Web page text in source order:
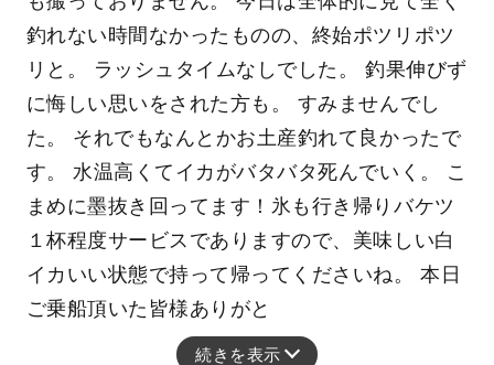
釣れない時間なかったものの、終始ポツリポツ
リと。 ラッシュタイムなしでした。 釣果伸びず
に悔しい思いをされた方も。 すみませんでし
た。 それでもなんとかお土産釣れて良かったで
す。 水温高くてイカがバタバタ死んでいく。 こ
まめに墨抜き回ってます！氷も行き帰りバケツ
１杯程度サービスでありますので、美味しい白
イカいい状態で持って帰ってくださいね。 本日
ご乗船頂いた皆様ありがと
続きを表示